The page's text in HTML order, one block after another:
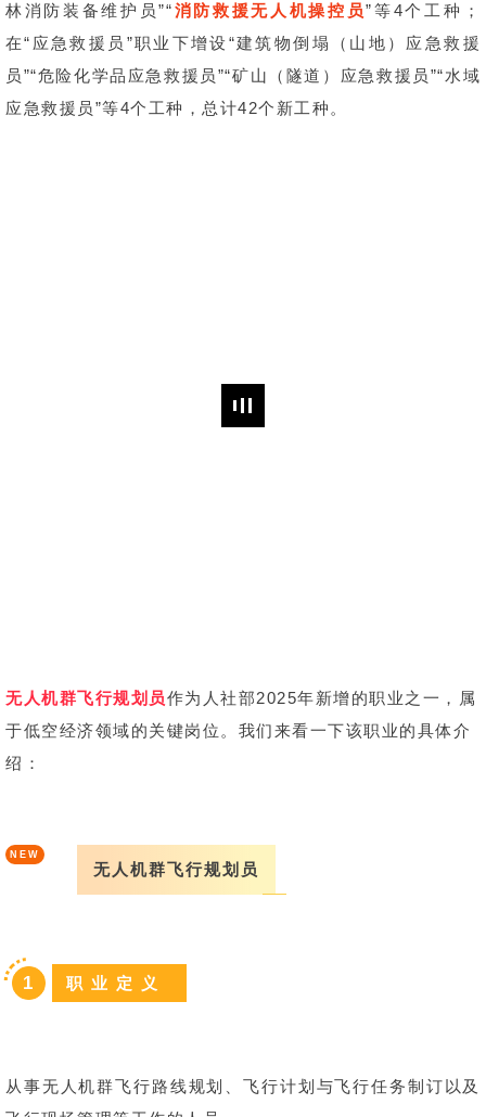
林消防装备维护员”“消防救援无人机操控员”等4个工种；
在“应急救援员”职业下增设“建筑物倒塌（山地）应急救援
员”“危险化学品应急救援员”“矿山（隧道）应急救援员”“水域
应急救援员”等4个工种，总计42个新工种。
无人机群飞行规划员作为人社部2025年新增的职业之一，属
于低空经济领域的关键岗位。我们来看一下该职业的具体介
绍：
NEW
无人机群飞行规划员
1 职 业 定 义
从事无人机群飞行路线规划、飞行计划与飞行任务制订以及